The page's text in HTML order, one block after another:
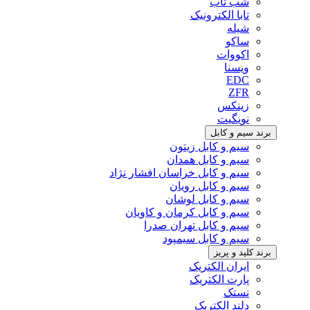
تابا الکترونیک
شیله
ساکو
اکووات
ویسنا
EDC
ZFR
زینکس
نویگیت
برند سیم و کابل
سیم و کابل زیتون
سیم و کابل همدان
سیم و کابل خراسان افشار نژاد
سیم و کابل رویان
سیم و کابل لوشان
سیم و کابل کرمان و کاویان
سیم و کابل تهران صدرا
سیم و کابل سیمپود
برند کلید و پریز
ایران الکتریک
پارت الکتریک
نستک
دلند الکتریک